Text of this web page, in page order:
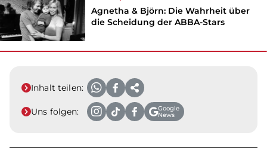
Agnetha & Björn: Die Wahrheit über
die Scheidung der ABBA-Stars
Inhalt teilen:
Uns folgen:
Google
News